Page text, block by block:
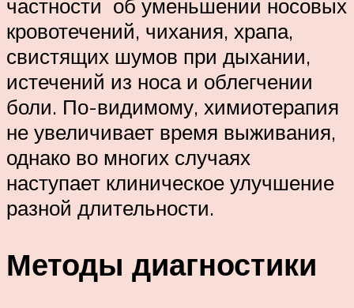
частности об уменьшении носовых
кровотечений, чихания, храпа,
свистящих шумов при дыхании,
истечений из носа и облегчении
боли. По-видимому, химиотерапия
не увеличивает время выживания,
однако во многих случаях
наступает клиническое улучшение
разной длительности.
Методы диагностики